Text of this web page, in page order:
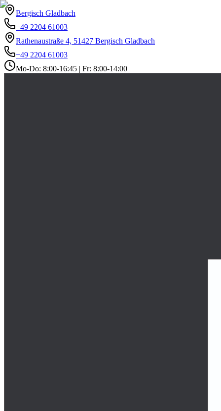
Bergisch Gladbach
+49 2204 61003
Rathenaustraße 4, 51427 Bergisch Gladbach
+49 2204 61003
Mo-Do: 8:00-16:45 | Fr: 8:00-14:00